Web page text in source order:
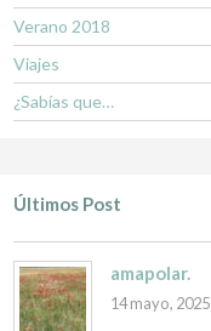
Verano 2018
Viajes
¿Sabías que…
Últimos Post
amapolar.
14 mayo, 2025